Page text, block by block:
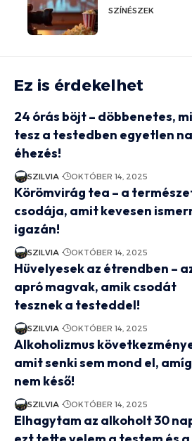
SZÍNÉSZEK
Ez is érdekelhet
24 órás böjt – döbbenetes,
tesz a testedben egyetlen
éhezés!
SZILVIA OKTÓBER 14, 2025
Körömvirág tea – a
csodája, amit kevesen
igazán!
SZILVIA OKTÓBER 14, 2025
Hüvelyesek az étrendben –
apró magvak, amik csodát
tesznek a testeddel!
SZILVIA OKTÓBER 14, 2025
Alkoholizmus
amit senki sem mond el, amíg
nem késő!
SZILVIA OKTÓBER 14, 2025
Elhagytam az alkoholt 30